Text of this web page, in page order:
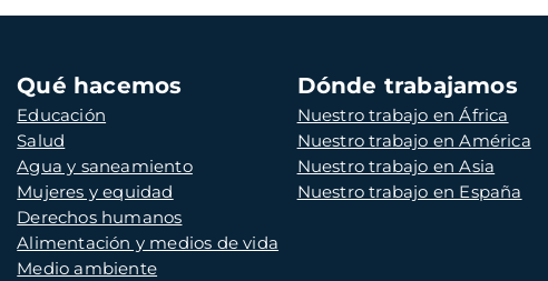
Qué hacemos
Educación
Salud
Agua y saneamiento
Mujeres y equidad
Derechos humanos
Alimentación y medios de vida
Medio ambiente
Dónde trabajamos
Nuestro trabajo en África
Nuestro trabajo en América
Nuestro trabajo en Asia
Nuestro trabajo en España